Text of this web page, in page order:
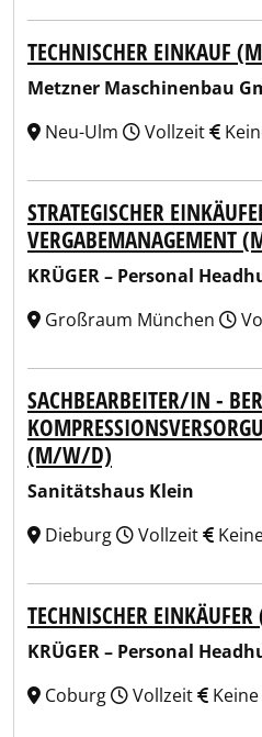
TECHNISCHER EINKAUF
Metzner Maschinenbau
Neu-Ulm
Vollzeit
STRATEGISCHER
VERGABEMANAGEMENT
KRÜGER – Personal
Großraum München
SACHBEARBEITER/IN -
(M/W/D)
Sanitätshaus Klein
Dieburg
Vollzeit
TECHNISCHER
KRÜGER – Personal
Coburg
Vollzeit